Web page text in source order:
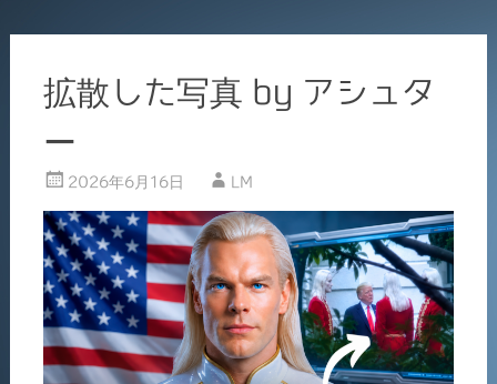
拡散した写真 by アシュタ
ー
2026年6月16日 LM